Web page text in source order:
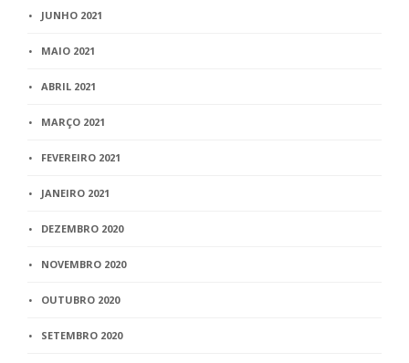
JUNHO 2021
MAIO 2021
ABRIL 2021
MARÇO 2021
FEVEREIRO 2021
JANEIRO 2021
DEZEMBRO 2020
NOVEMBRO 2020
OUTUBRO 2020
SETEMBRO 2020